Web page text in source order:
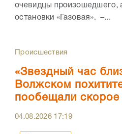
очевидцы произошедшего,
остановки «Газовая». –...
Происшествия
«Звездный час
Волжском
пообещали скорое
04.08.2026 17:19